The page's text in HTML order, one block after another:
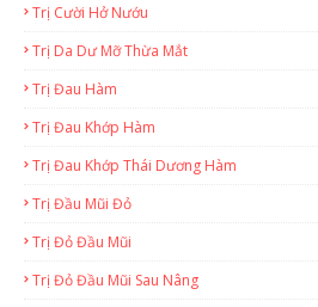
Trị Cười Hở Nướu
Trị Da Dư Mỡ Thừa Mắt
Trị Đau Hàm
Trị Đau Khớp Hàm
Trị Đau Khớp Thái Dương Hàm
Trị Đầu Mũi Đỏ
Trị Đỏ Đầu Mũi
Trị Đỏ Đầu Mũi Sau Nâng